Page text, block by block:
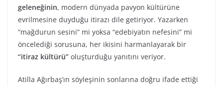
geleneğinin, modern dünyada pavyon kültürüne
evrilmesine duyduğu itirazı dile getiriyor. Yazarken
“mağdurun sesini” mi yoksa “edebiyatın nefesini” mi
öncelediği sorusuna, her ikisini harmanlayarak bir
“itiraz kültürü” oluşturduğu yanıtını veriyor.
Atilla Ağırbaş’ın söyleşinin sonlarına doğru ifade ettiği